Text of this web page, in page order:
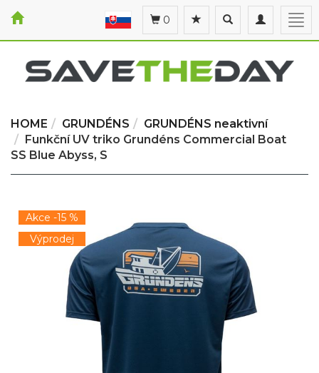
Toggle
navigation
Toggle
search
0
HOME GRUNDÉNS
GRUNDÉNS neaktivní
Funkční UV triko Grundéns Commercial Boat
SS Blue Abyss, S
Akce -15 %
Výprodej